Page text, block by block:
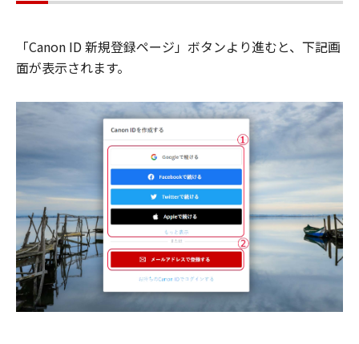
「Canon ID 新規登録ページ」ボタンより進むと、下記画
面が表示されます。